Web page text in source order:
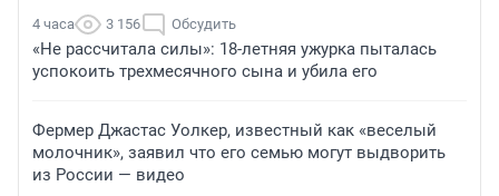
4 часа 3 156 Обсудить
«Не рассчитала силы»: 18-летняя ужурка пыталась
успокоить трехмесячного сына и убила его
Фермер Джастас Уолкер, известный как «веселый
молочник», заявил что его семью могут выдворить
из России — видео